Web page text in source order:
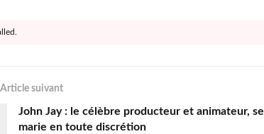
Article suivant
John Jay : le célèbre producteur et animateur, se
marie en toute discrétion